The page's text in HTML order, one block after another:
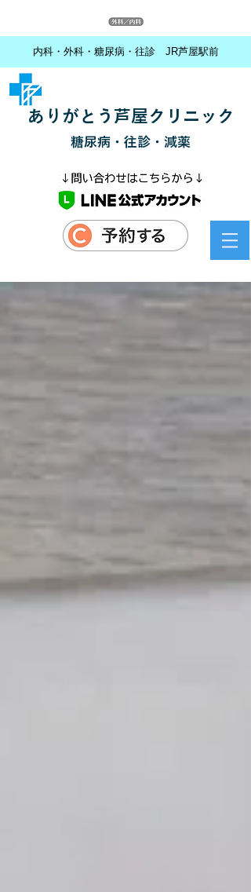
内科・外科・糖尿病・往診 JR芦屋駅前
ありがとう芦屋クリニック
糖尿病・往診・減薬